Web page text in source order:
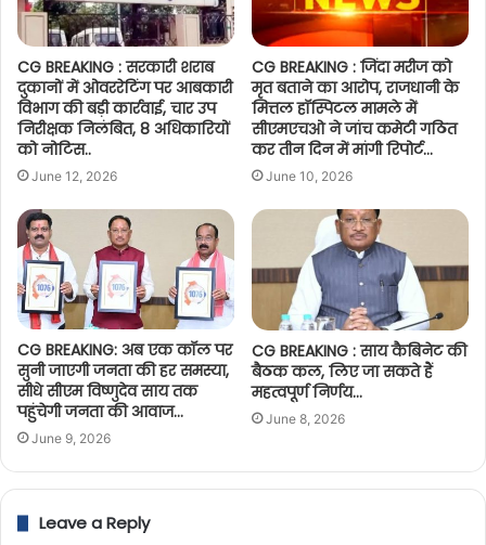
CG BREAKING : सरकारी शराब
दुकानों में ओवररेटिंग पर आबकारी
विभाग की बड़ी कार्रवाई, चार उप
निरीक्षक निलंबित, 8 अधिकारियों
को नोटिस..
June 12, 2026
CG BREAKING : जिंदा मरीज को
मृत बताने का आरोप, राजधानी के
मित्तल हॉस्पिटल मामले में
सीएमएचओ ने जांच कमेटी गठित
कर तीन दिन में मांगी रिपोर्ट…
June 10, 2026
CG BREAKING: अब एक कॉल पर
सुनी जाएगी जनता की हर समस्या,
सीधे सीएम विष्णुदेव साय तक
पहुंचेगी जनता की आवाज…
June 9, 2026
CG BREAKING : साय कैबिनेट की
बैठक कल, लिए जा सकते हैं
महत्वपूर्ण निर्णय…
June 8, 2026
Leave a Reply